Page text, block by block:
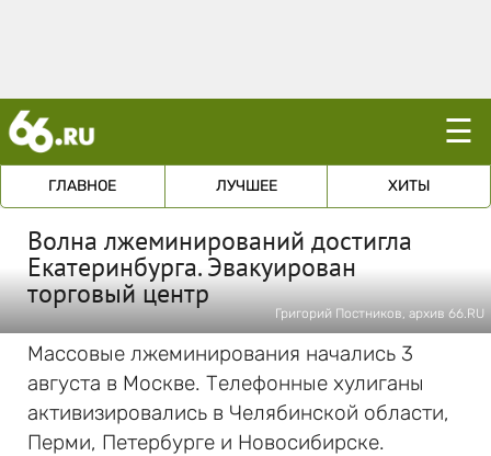
☰
ГЛАВНОЕ ЛУЧШЕЕ ХИТЫ
Волна лжеминирований достигла
Екатеринбурга. Эвакуирован
торговый центр
Григорий Постников, архив 66.RU
Массовые лжеминирования начались 3
августа в Москве. Телефонные хулиганы
активизировались в Челябинской области,
Перми, Петербурге и Новосибирске.